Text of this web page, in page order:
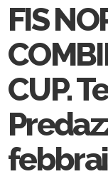
FIS
CUP.